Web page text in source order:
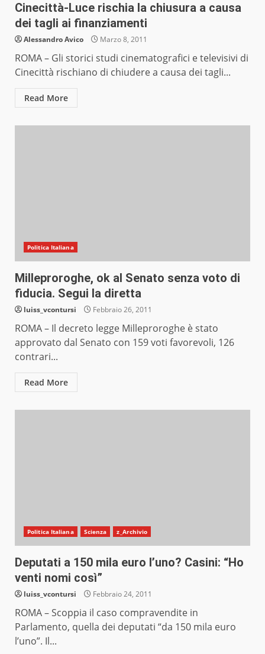
Cinecittà-Luce rischia la chiusura a causa
dei tagli ai finanziamenti
Alessandro Avico Marzo 8, 2011
ROMA – Gli storici studi cinematografici e televisivi di
Cinecittà rischiano di chiudere a causa dei tagli...
Read More
Politica Italiana
Milleproroghe, ok al Senato senza voto di
fiducia. Segui la diretta
luiss_vcontursi Febbraio 26, 2011
ROMA – Il decreto legge Milleproroghe è stato
approvato dal Senato con 159 voti favorevoli, 126
contrari...
Read More
Politica Italiana Scienza z_Archivio
Deputati a 150 mila euro l’uno? Casini: “Ho
venti nomi così”
luiss_vcontursi Febbraio 24, 2011
ROMA – Scoppia il caso compravendite in
Parlamento, quella dei deputati “da 150 mila euro
l’uno”. Il...